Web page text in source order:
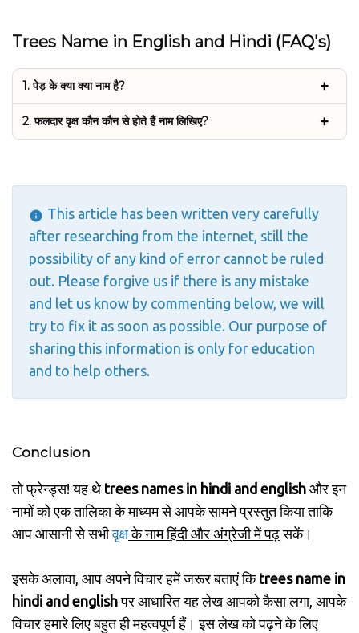
Trees Name in English and Hindi (FAQ's)
1. पेड़ के क्या क्या नाम है?
2. फलदार वृक्ष कौन कौन से होते हैं नाम लिखिए?
This article has been written very carefully
after researching from the internet, still the
possibility of any kind of error cannot be ruled
out. Please forgive us if there is any mistake
and let us know by commenting below, we will
try to fix it as soon as possible. Our purpose of
sharing this information is only for education
and to help others.
Conclusion
तो फ्रेन्ड्स! यह थे trees names in hindi and english और इन
नामों को एक तालिका के माध्यम से आपके सामने प्रस्तुत किया ताकि
आप आसानी से सभीवृक्षके नाम हिंदी और अंग्रेजी में पढ़सकें।
इसके अलावा, आप अपने विचार हमें जरूर बताएं कि trees name in
hindi and englishपर आधारित यह लेख आपको कैसा लगा, आपके
विचार हमारे लिए बहुत ही महत्वपूर्ण हैं। इस लेख को पढ़ने के लिए